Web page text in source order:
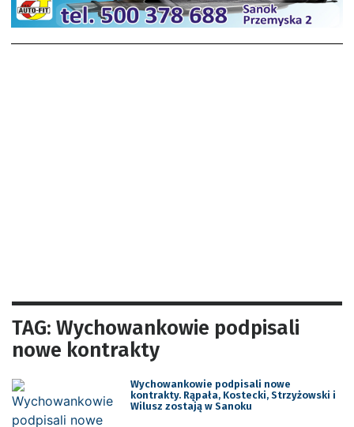
TAG: Wychowankowie podpisali
nowe kontrakty
Wychowankowie podpisali nowe
kontrakty. Rąpała, Kostecki, Strzyżowski i
Wilusz zostają w Sanoku